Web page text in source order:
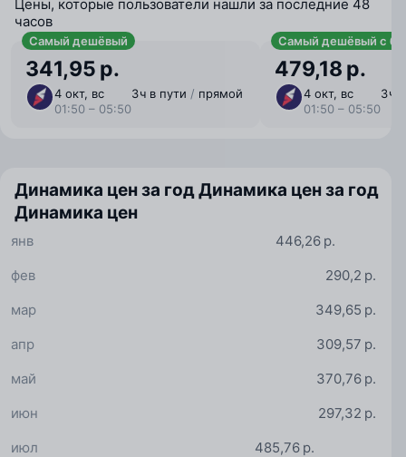
Цены, которые пользователи нашли за последние 48
часов
Самый дешёвый
341,95 р.
4 окт, вс
01:50 – 05:50
3 ⁠ч в пути / прямой
Самый дешёвый с
479,18 р.
4 окт, вс
01:50 – 05:50
3 ⁠ч
Динамика цен за годДинамика цен за год
Динамика цен
446,26 р.
янв
290,2 р.
фев
349,65 р.
мар
309,57 р.
апр
370,76 р.
май
297,32 р.
июн
485,76 р.
июл